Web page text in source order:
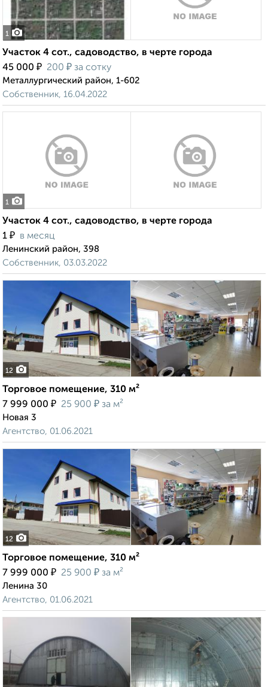
1
Участок 4 сот., садоводство, в черте города
45 000 ₽ 200 ₽ за сотку
Металлургический район, 1-602
Собственник, 16.04.2022
1
Участок 4 сот., садоводство, в черте города
1 ₽ в месяц
Ленинский район, 398
Собственник, 03.03.2022
12
Торговое помещение, 310 м²
7 999 000 ₽ 25 900 ₽ за м²
Новая 3
Агентство, 01.06.2021
12
Торговое помещение, 310 м²
7 999 000 ₽ 25 900 ₽ за м²
Ленина 30
Агентство, 01.06.2021